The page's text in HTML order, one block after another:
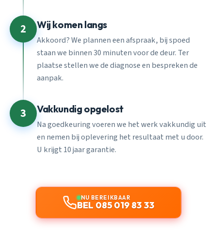
2 Wij komen langs
Akkoord? We plannen een afspraak, bij spoed
staan we binnen 30 minuten voor de deur. Ter
plaatse stellen we de diagnose en bespreken de
aanpak.
3 Vakkundig opgelost
Na goedkeuring voeren we het werk vakkundig uit
en nemen bij oplevering het resultaat met u door.
U krijgt 10 jaar garantie.
NU BEREIKBAAR
BEL 085 019 83 33